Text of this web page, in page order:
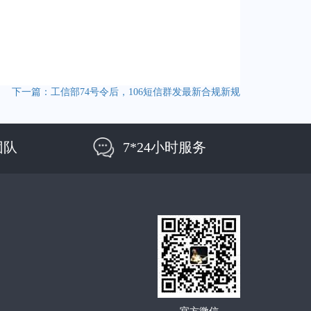
下一篇：工信部74号令后，106短信群发最新合规新规
7*24小时服务